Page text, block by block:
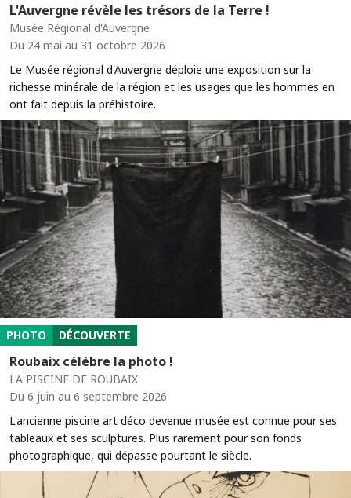
L'Auvergne révèle les trésors de la Terre !
Musée Régional d'Auvergne
Du 24 mai au 31 octobre 2026
Le Musée régional d'Auvergne déploie une exposition sur la
richesse minérale de la région et les usages que les hommes en
ont fait depuis la préhistoire.
PHOTO DÉCOUVERTE
Roubaix célèbre la photo !
LA PISCINE DE ROUBAIX
Du 6 juin au 6 septembre 2026
L'ancienne piscine art déco devenue musée est connue pour ses
tableaux et ses sculptures. Plus rarement pour son fonds
photographique, qui dépasse pourtant le siècle.